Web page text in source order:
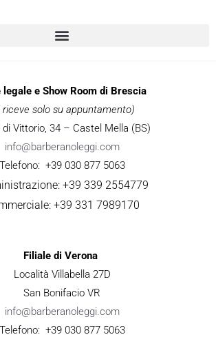
legale e Show Room di Brescia
riceve solo su appuntamento)
di Vittorio, 34 – Castel Mella (BS)
info@barberanoleggi.com
Telefono: +39 030 877 5063
+39 339 2554779
+39 331 7989170
Filiale di Verona
Località Villabella 27D
San Bonifacio VR
info@barberanoleggi.com
Telefono: +39 030 877 5063